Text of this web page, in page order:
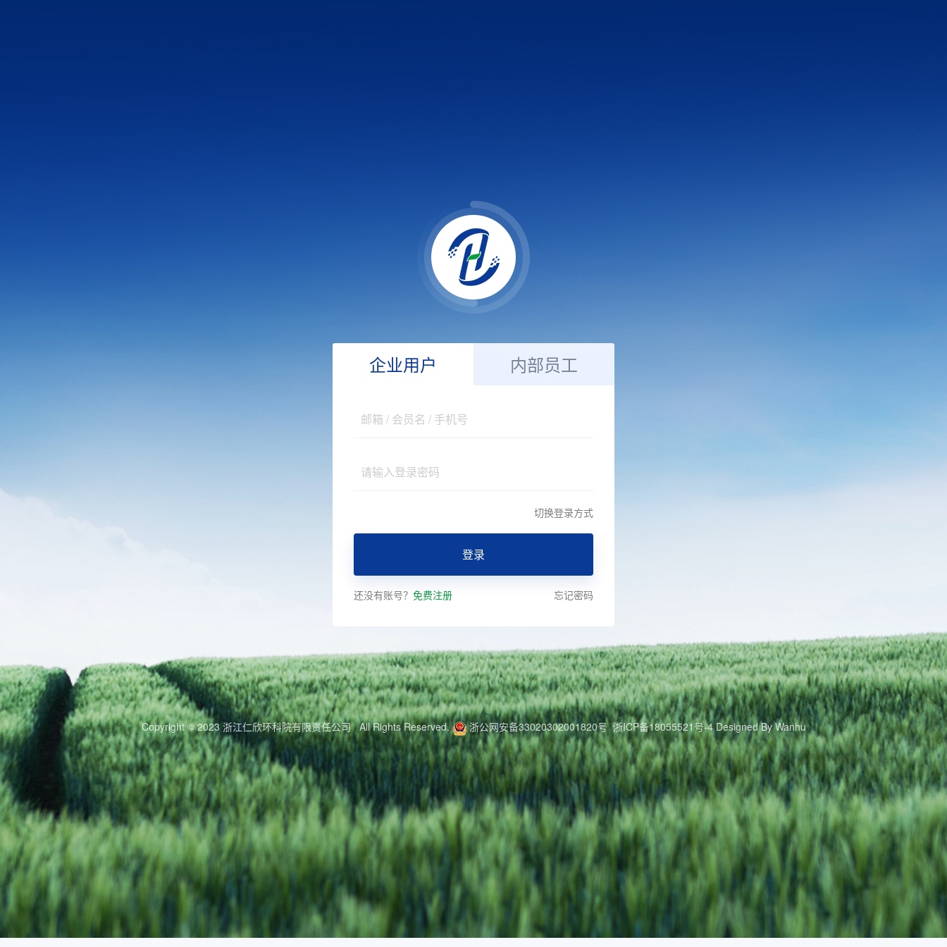
企业用户 内部员工
切换登录方式
还没有账号？ 免费注册 忘记密码
Copyright © 2023 浙江仁欣环科院有限责任公司 All Rights Reserved. 浙公网安备33020302001820号 浙ICP备18055521号-4Designed ByWanhu